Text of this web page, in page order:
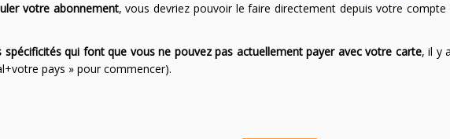
votre abonnement, vous devriez pouvoir le faire directement depuis votre
spécificités qui font que vous ne pouvez pas actuellement payer avec votre carte, il y
pays » pour commencer).